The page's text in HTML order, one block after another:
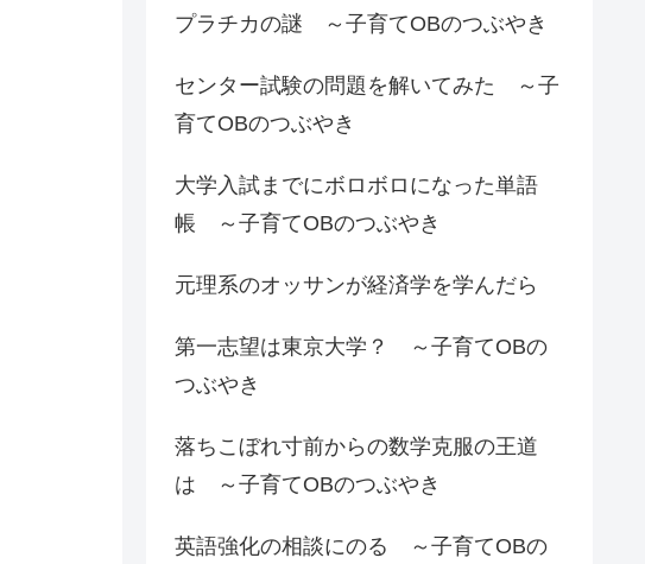
プラチカの謎 ～子育てOBのつぶやき
センター試験の問題を解いてみた ～子
育てOBのつぶやき
大学入試までにボロボロになった単語
帳 ～子育てOBのつぶやき
元理系のオッサンが経済学を学んだら
第一志望は東京大学？ ～子育てOBの
つぶやき
落ちこぼれ寸前からの数学克服の王道
は ～子育てOBのつぶやき
英語強化の相談にのる ～子育てOBの